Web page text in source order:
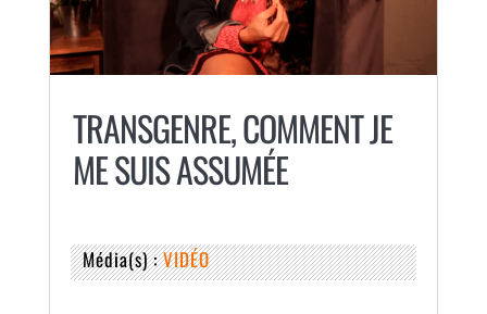
TRANSGENRE, COMMENT JE
ME SUIS ASSUMÉE
Média(s) :VIDÉO